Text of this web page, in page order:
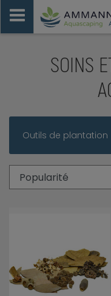
SOINS
Outils de plantation